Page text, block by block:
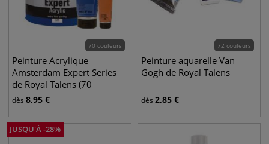
70 couleurs
Peinture Acrylique
Amsterdam Expert Series
de Royal Talens (70
couleurs)
dès 8,95 €
72 couleurs
Peinture aquarelle Van
Gogh de Royal Talens
dès 2,85 €
JUSQU'À-28%